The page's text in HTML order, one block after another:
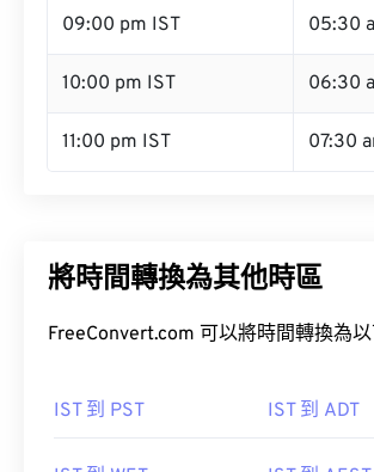
09:00 pm IST 05:30
10:00 pm IST 06:30
11:00 pm IST 07:30
將時間轉換為其他時區
FreeConvert.com 可以將時間轉換為以
IST 到 PST IST 到 ADT